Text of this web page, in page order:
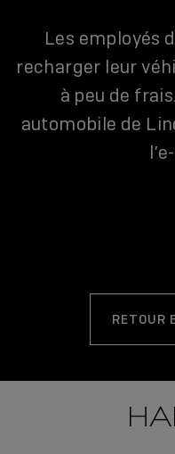
Les employés
recharger leur
à peu de
automobile de
RETOUR